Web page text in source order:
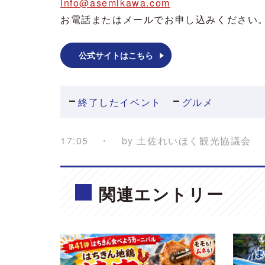
お電話またはメールでお申し込みください
公式サイトはこちら
終了したイベント グルメ
by 土佐れいほく観光協議会
17:05
関連エントリー